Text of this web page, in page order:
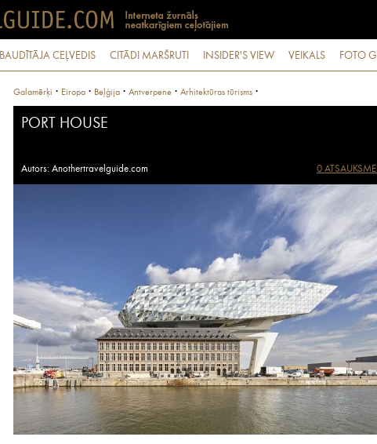
BAUDĪTĀJA CEĻVEDIS CITĀDI MARŠRUTI INSIDER'S VIEW VEIKALS FOTO
Galamērķi · Eiropa · Beļģija · Antverpene · Arhitektūras tūrisms ·
PORT HOUSE
Autors: Anothertravelguide.com 0